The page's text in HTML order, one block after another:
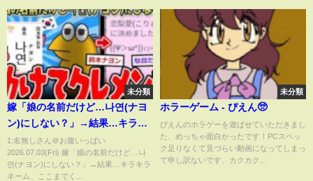
未分類
嫁「娘の名前だけど…나연(ナヨ
ン)にしない？」→結果…キラキ
ラネーム、ここまでくる【2ch面
白いスレ】
1:名無しさん＠お腹いっぱい
2026.07.03(Fri) 嫁「娘の名前だけど…나
연(ナヨン)にしない？」→結果…キラキラ
ネーム、ここまでく...
未分類
ホラーゲーム - ぴえん🥺
ぴえんのホラゲーを遊ばせていただきまし
た、めっちゃ面白かったです！PCスペッ
ク足りなくて見づらい動画になってしまっ
て申し訳ないです、カクカク...